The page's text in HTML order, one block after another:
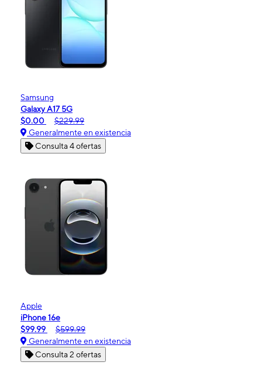
Samsung
Galaxy A17 5G
$0.00
$229.99
Generalmente en existencia
Consulta 4 ofertas
Apple
iPhone 16e
$99.99
$599.99
Generalmente en existencia
Consulta 2 ofertas